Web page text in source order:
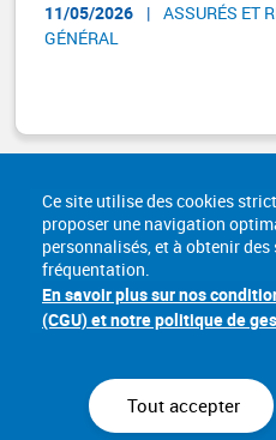
11/05/2026 | ASSURÉS ET
GÉNÉRAL​
Ce site utilise des cookies
proposer une navigation
personnalisés, et à obtenir
fréquentation.
En savoir plus sur nos
(CGU) et notre politique de
Tout accepter